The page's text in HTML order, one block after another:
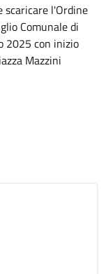
l'Ordine
Comunale di
2025 con inizio
Mazzini